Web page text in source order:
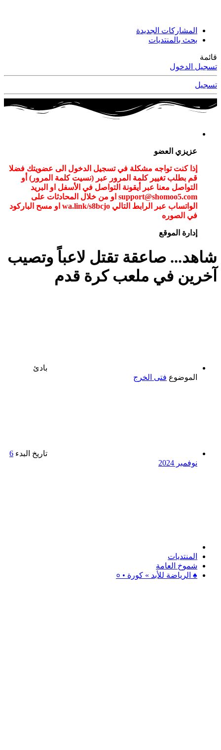
المشاركات الجديدة
بحث بالمنتديات
قائمة
تسجيل الدخول
تسجيل
عزيزي العضو
إذا كنت تواجه مشكلة في تسجيل الدخول الى عضويتك فضلا
قم بطلب تغيير كلمة المرور عبر (نسيت كلمة المرور) أو
التواصل معنا عبر أيقونة التواصل في الأسفل او البريد
support@shomoo5.com او من خلال المحادثات على
الواتساب عبر الرابط التالي wa.link/s8bcjo او مسح الباركود
في الصوره
إدارة الموقع
شاهد... صاعقة تقتل لاعباً وتصيب
آخرين في ملعب كرة قدم
بادئ
الموضوع فتى الخرج
تاريخ البدء 6
نوفمبر 2024
المنتديات
شموخ العامة
♠ الرياضة للأبد » كورة • ०